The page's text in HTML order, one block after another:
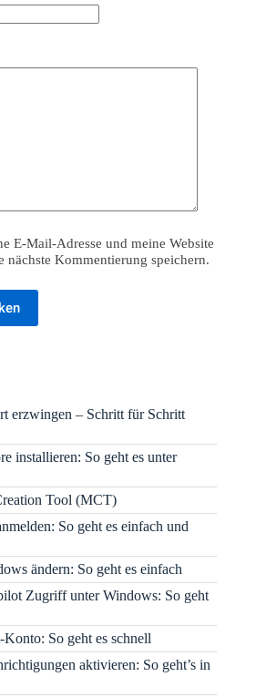
E-Mail-Adresse und meine Website
nächste Kommentierung speichern.
erzwingen – Schritt für Schritt
installieren: So geht es unter
Tool (MCT)
So geht es einfach und
ändern: So geht es einfach
Zugriff unter Windows: So geht
So geht es schnell
aktivieren: So geht’s in